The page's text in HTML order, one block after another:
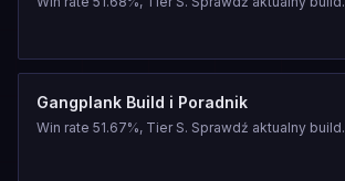
Gangplank Build i Poradnik
Win rate 51.67%, Tier S. Sprawdź aktualny build.